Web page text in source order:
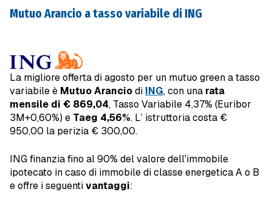
Mutuo Arancio a tasso variabile di ING
La migliore offerta di agosto per un mutuo green a tasso
variabile è Mutuo Aranciodi ING, con una rata
mensile di € 869,04, Tasso Variabile 4,37% (Euribor
3M+0,60%) e Taeg 4,56%. L’ istruttoria costa €
950,00 la perizia € 300,00.
ING finanzia fino al 90% del valore dell'immobile
ipotecato in caso di immobile di classe energetica A o B
e offre i seguentivantaggi: